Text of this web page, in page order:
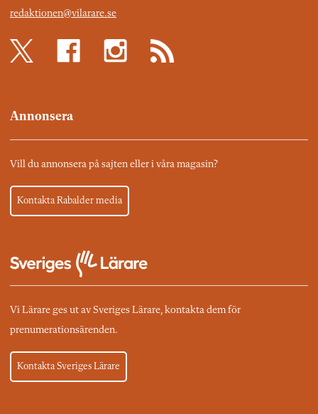
redaktionen@vilarare.se
Annonsera
Vill du annonsera på sajten eller i våra magasin?
Kontakta Rabalder media
Vi Lärare ges ut av Sveriges Lärare, kontakta dem för
prenumerationsärenden.
Kontakta Sveriges Lärare